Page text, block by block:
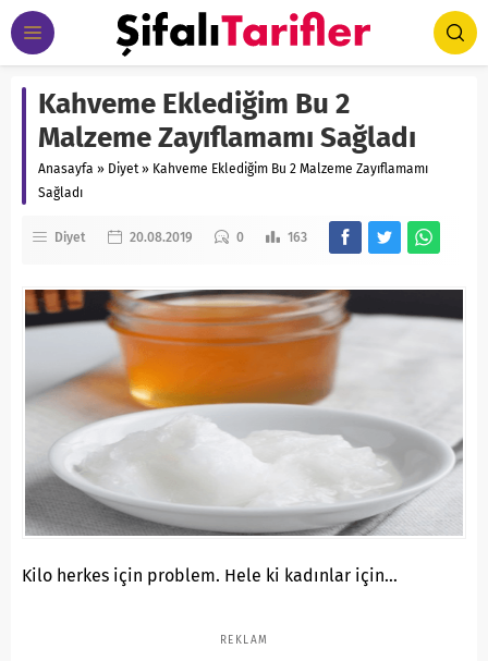
Kahveme Eklediğim Bu 2
Malzeme Zayıflamamı Sağladı
Anasayfa » Diyet » Kahveme Eklediğim Bu 2 Malzeme Zayıflamamı
Sağladı
Diyet 20.08.2019 0 163
Kilo herkes için problem. Hele ki kadınlar için…
REKLAM